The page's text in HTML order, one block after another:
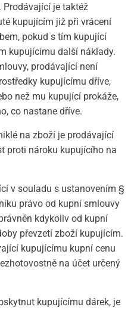
je taktéž
kupujícím již při vrácení
pokud s tím kupující
kupujícímu další náklady.
prodávající není
kupujícímu dříve,
než mu kupující prokáže,
co nastane dříve.
na zboží je prodávající
proti nároku kupujícího na
v souladu s ustanovením §
právo od kupní smlouvy
kdykoliv od kupní
převzetí zboží kupujícím.
kupujícímu kupní cenu
na účet určený
kupujícímu dárek, je